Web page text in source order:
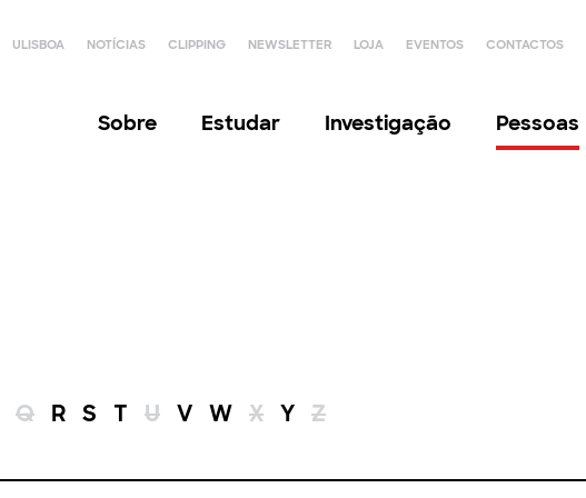
ULISBOA NOTÍCIAS CLIPPING NEWSLETTER LOJA EVENTOS CONTACTOS
Sobre Estudar Investigação Pessoas
Q R S T U V W X Y Z